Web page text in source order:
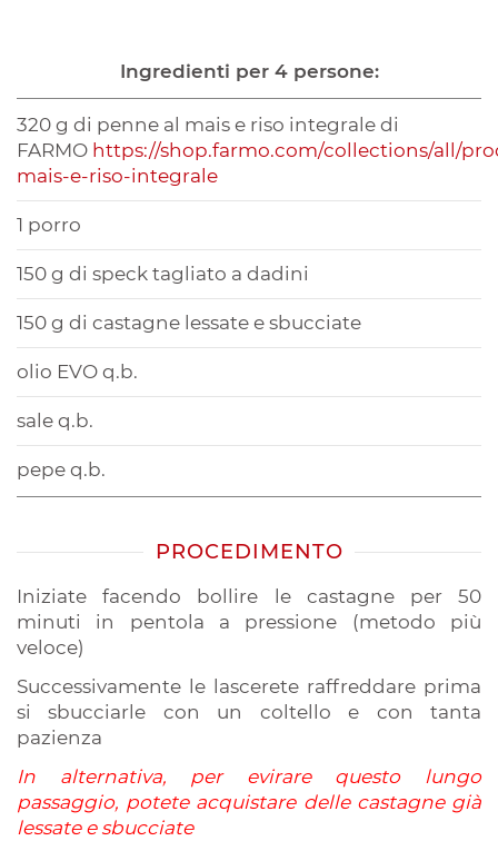
Ingredienti per 4 persone:
320 g di penne al mais e riso integrale di
FARMO https://shop.farmo.com/collections/all/
mais-e-riso-integrale
1 porro
150 g di speck tagliato a dadini
150 g di castagne lessate e sbucciate
olio EVO q.b.
sale q.b.
pepe q.b.
PROCEDIMENTO
Iniziate facendo bollire le castagne per 50
minuti in pentola a pressione (metodo più
veloce)
Successivamente le lascerete raffreddare prima
si sbucciarle con un coltello e con tanta
pazienza
In alternativa, per evirare questo lungo
passaggio, potete acquistare delle castagne già
lessate e sbucciate